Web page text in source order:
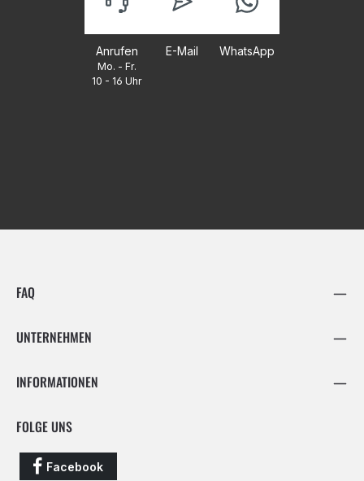
Anrufen
Mo. - Fr.
10 - 16 Uhr
E-Mail WhatsApp
FAQ
UNTERNEHMEN
INFORMATIONEN
FOLGE UNS
Facebook